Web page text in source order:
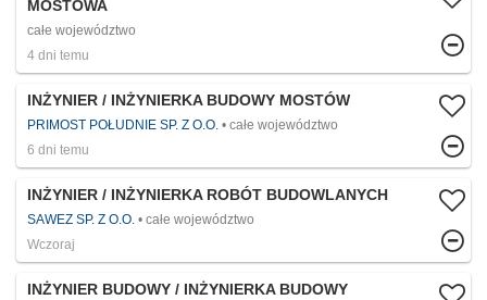
MOSTOWA
całe województwo
4 dni temu
INŻYNIER / INŻYNIERKA BUDOWY MOSTÓW
PRIMOST POŁUDNIE SP. Z O.O.
całe województwo
6 dni temu
INŻYNIER / INŻYNIERKA ROBÓT BUDOWLANYCH
SAWEZ SP. Z O.O.
całe województwo
Wczoraj
INŻYNIER BUDOWY / INŻYNIERKA BUDOWY